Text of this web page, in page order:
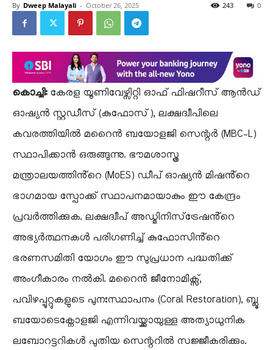
By Dweep Malayali - October 26, 2025 0
243
കൊച്ചി:​കേരള യൂണിവേഴ്സിറ്റി ഓഫ് ഫിഷറീസ് ആൻഡ്
ഓഷ്യൻ സ്റ്റഡീസ് (കുഫോസ്), ലക്ഷദ്വീപിലെ
കവരത്തിയിൽ മറൈൻ ബയോളജി സെന്റർ (MBC–L)
സ്ഥാപിക്കാൻ ഒരുങ്ങുന്നു. ഭൗമശാസ്ത്ര
മന്ത്രാലയത്തിൻ്റെ (MoES) ഡീപ് ഓഷ്യൻ മിഷൻ്റെ
ഭാഗമായ സ്പോക്ക് സ്ഥാപനമായാകും ഈ കേന്ദ്രം
പ്രവർത്തിക്കുക. ലക്ഷദ്വീപ് അഡ്മിനിസ്‌ട്രേഷൻ്റെ
അഭ്യർത്ഥനകൾ പരിഗണിച്ച് കുഫോസിൻ്റെ
ഭരണസമിതി യോഗം ഈ സുപ്രധാന പദ്ധതിക്ക്
അംഗീകാരം നൽകി. മറൈൻ ജീനോമിക്സ്,
പവിഴപ്പുറ്റുകളുടെ പുനഃസ്ഥാപനം (Coral Restoration), ബ്ലൂ
ബയോടെക്നോളജി എന്നിവയ്ക്കായുള്ള അത്യാധുനിക
ലബോറട്ടറികൾ പുതിയ സെന്ററിൽ സജ്ജീകരിക്കും.